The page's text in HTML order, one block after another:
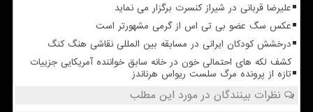
علیرضا قربانی در شیراز کنسرت برگزار می نماید
عکس سگ عضو بی تی اس از گرمی مشهورتر است
درخشش کودکان ایرانی در مسابقه بین المللی نقاشی هنگ کنگ
کشف لکه های احتمالی خون در خانه سابق خواننده آمریکایی جزییات
تازه از پرونده مرگ سلست ریواس هرناندز
نظرات بینندگان در مورد این مطلب